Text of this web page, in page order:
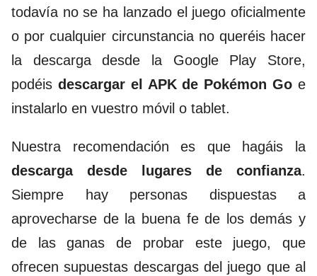
todavía no se ha lanzado el juego oficialmente
o por cualquier circunstancia no queréis hacer
la descarga desde la Google Play Store,
podéis descargar el APK de Pokémon Go e
instalarlo en vuestro móvil o tablet.
Nuestra recomendación es que hagáis la
descarga desde lugares de confianza.
Siempre hay personas dispuestas a
aprovecharse de la buena fe de los demás y
de las ganas de probar este juego, que
ofrecen supuestas descargas del juego que al